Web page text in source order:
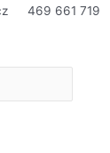
469 661 719